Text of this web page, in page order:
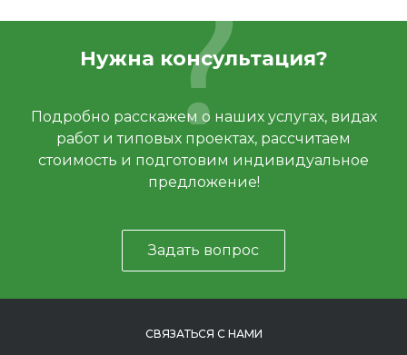
Нужна консультация?
Подробно расскажем о наших услугах, видах
работ и типовых проектах, рассчитаем
стоимость и подготовим индивидуальное
предложение!
Задать вопрос
СВЯЗАТЬСЯ С НАМИ